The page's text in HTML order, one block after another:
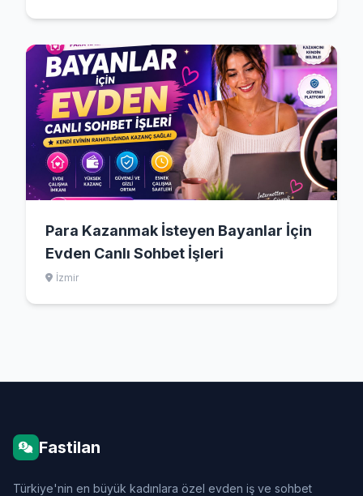
Para Kazanmak İsteyen Bayanlar İçin
Evden Canlı Sohbet İşleri
İzmir
Fastilan
Türkiye'nin en büyük kadınlara özel evden iş ve sohbet